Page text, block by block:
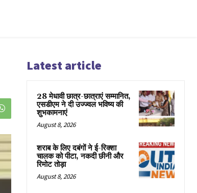
Latest article
28 मेधावी छात्र-छात्राएं सम्मानित,
एसडीएम ने दी उज्ज्वल भविष्य की
शुभकामनाएं
August 8, 2026
शराब के लिए दबंगों ने ई-रिक्शा
चालक को पीटा, नकदी छीनी और
रिमोट तोड़ा
August 8, 2026